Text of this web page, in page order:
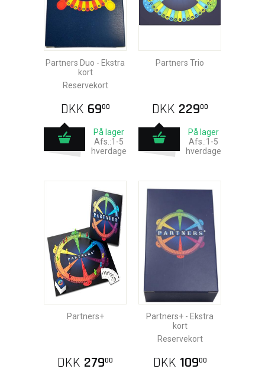
Partners Duo - Ekstra
kort
Reservekort
DKK 6900
På lager
Afs.:1-5
hverdage
Partners Trio
DKK 22900
På lager
Afs.:1-5
hverdage
Partners+
DKK 27900
Partners+ - Ekstra
kort
Reservekort
DKK 10900